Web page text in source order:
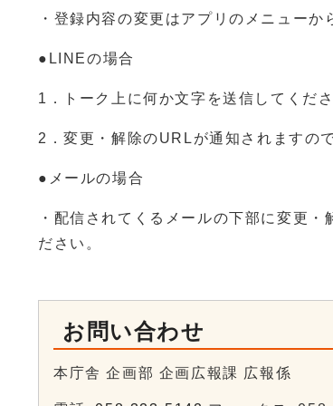
・登録内容の変更はアプリのメニュー
●LINEの場合
1．トーク上に何か文字を送信してくだ
2．変更・解除のURLが通知されますの
●メールの場合
・配信されてくるメールの下部に変更
ださい。
お問い合わせ
本庁舎 企画部 企画広報課 広報係